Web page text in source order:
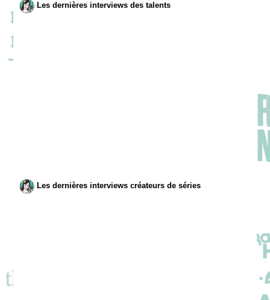
Les dernières interviews des talents
Les dernières interviews créateurs de séries